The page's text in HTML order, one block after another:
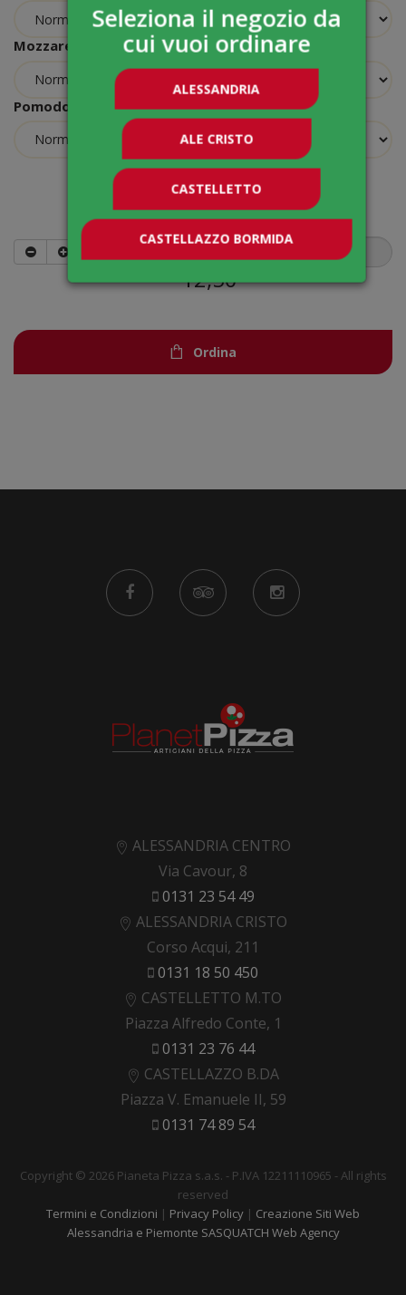
Mozzarella
Pomodoro
Quantità
12,50
Ordina
ALESSANDRIA CENTRO
Via Cavour, 8
0131 23 54 49
ALESSANDRIA CRISTO
Corso Acqui, 211
0131 18 50 450
CASTELLETTO M.TO
Piazza Alfredo Conte, 1
0131 23 76 44
CASTELLAZZO B.DA
Piazza V. Emanuele II, 59
0131 74 89 54
Copyright © 2026 Pianeta Pizza s.a.s. - P.IVA 12211110965 - All rights
reserved
Termini e Condizioni | Privacy Policy | Creazione Siti Web
Alessandria e Piemonte SASQUATCH Web Agency
Seleziona il negozio da
cui vuoi ordinare
ALESSANDRIA
ALE CRISTO
CASTELLETTO
CASTELLAZZO BORMIDA